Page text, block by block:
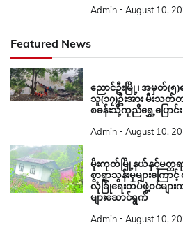
Admin August 10,
Featured News
ညောင်ဦးမြို့၊ အမှတ်(
သူ(၁၇)ဦးအား မီးသ
စခန်းသို့ကူညီရွှေ့ပြောင်း
Admin August 10,
မိုးကုတ်မြို့နယ်နှင့်မတ္တ
စွာရွာသွန်းမှုများကြော
လုံခြုံရေးတပ်ဖွဲ့ဝင်မျ
များဆောင်ရွက်
Admin August 10,